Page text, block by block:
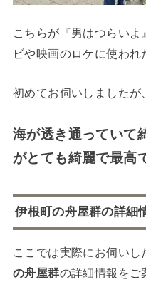
こちらが『男はつらい
ビや映画のロケに使われ
初めてお伺いしましたが、
海が透き通っていて
がとても綺麗で最高
伊根町の舟屋群の詳細
ここでは実際にお伺いし
の舟屋群の詳細情報をご